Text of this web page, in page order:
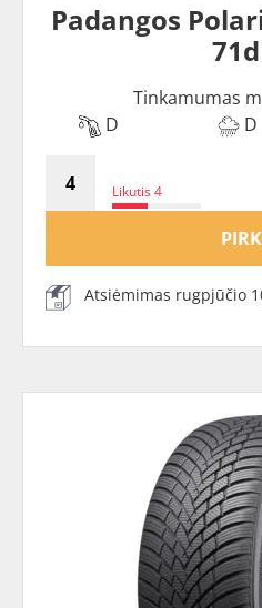
Padangos
Tinkamumas
D
D
Likutis 4
Atsiėmimas rugpjūčio